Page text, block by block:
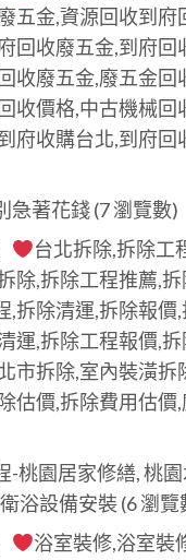
五金,資源回收到府
回收廢五金,到府回
收廢五金,廢五金回
收價格,中古機械回
府收購台北,到府回
急著花錢(7 瀏覽數)
台北拆除,拆除工
除,拆除工程推薦,
,拆除清運,拆除報價
運,拆除工程報價,
市拆除,室內裝潢拆
估價,拆除費用估價
-桃園居家修繕, 桃
浴設備安裝 (6 瀏覽
浴室裝修,浴室裝